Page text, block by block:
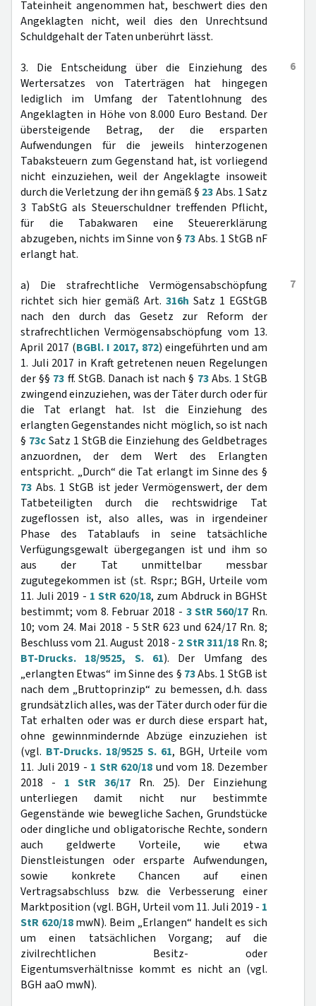
Tateinheit angenommen hat, beschwert dies den
Angeklagten nicht, weil dies den Unrechtsund
Schuldgehalt der Taten unberührt lässt.
6
3. Die Entscheidung über die Einziehung des
Wertersatzes von Taterträgen hat hingegen
lediglich im Umfang der Tatentlohnung des
Angeklagten in Höhe von 8.000 Euro Bestand. Der
übersteigende Betrag, der die ersparten
Aufwendungen für die jeweils hinterzogenen
Tabaksteuern zum Gegenstand hat, ist vorliegend
nicht einzuziehen, weil der Angeklagte insoweit
durch die Verletzung der ihn gemäß § 23Abs. 1 Satz
3 TabStG als Steuerschuldner treffenden Pflicht,
für die Tabakwaren eine Steuererklärung
abzugeben, nichts im Sinne von § 73Abs. 1 StGB nF
erlangt hat.
7
a) Die strafrechtliche Vermögensabschöpfung
richtet sich hier gemäß Art. 316h Satz 1 EGStGB
nach den durch das Gesetz zur Reform der
strafrechtlichen Vermögensabschöpfung vom 13.
April 2017 (BGBl. I 2017, 872) eingeführten und am
1. Juli 2017 in Kraft getretenen neuen Regelungen
der §§ 73 ff. StGB. Danach ist nach § 73Abs. 1 StGB
zwingend einzuziehen, was der Täter durch oder für
die Tat erlangt hat. Ist die Einziehung des
erlangten Gegenstandes nicht möglich, so ist nach
§ 73cSatz 1 StGB die Einziehung des Geldbetrages
anzuordnen, der dem Wert des Erlangten
entspricht. „Durch“ die Tat erlangt im Sinne des §
73 Abs. 1 StGB ist jeder Vermögenswert, der dem
Tatbeteiligten durch die rechtswidrige Tat
zugeflossen ist, also alles, was in irgendeiner
Phase des Tatablaufs in seine tatsächliche
Verfügungsgewalt übergegangen ist und ihm so
aus der Tat unmittelbar messbar
zugutegekommen ist (st. Rspr.; BGH, Urteile vom
11. Juli 2019 - 1 StR 620/18, zum Abdruck in BGHSt
bestimmt; vom 8. Februar 2018 - 3 StR 560/17 Rn.
10; vom 24. Mai 2018 - 5 StR 623 und 624/17 Rn. 8;
Beschluss vom 21. August 2018 - 2 StR 311/18 Rn. 8;
BT-Drucks. 18/9525, S. 61). Der Umfang des
„erlangten Etwas“ im Sinne des § 73Abs. 1 StGB ist
nach dem „Bruttoprinzip“ zu bemessen, d.h. dass
grundsätzlich alles, was der Täter durch oder für die
Tat erhalten oder was er durch diese erspart hat,
ohne gewinnmindernde Abzüge einzuziehen ist
(vgl. BT-Drucks. 18/9525 S. 61, BGH, Urteile vom
11. Juli 2019 - 1 StR 620/18 und vom 18. Dezember
2018 - 1 StR 36/17 Rn. 25). Der Einziehung
unterliegen damit nicht nur bestimmte
Gegenstände wie bewegliche Sachen, Grundstücke
oder dingliche und obligatorische Rechte, sondern
auch geldwerte Vorteile, wie etwa
Dienstleistungen oder ersparte Aufwendungen,
sowie konkrete Chancen auf einen
Vertragsabschluss bzw. die Verbesserung einer
Marktposition (vgl. BGH, Urteil vom 11. Juli 2019 - 1
StR 620/18mwN). Beim „Erlangen“ handelt es sich
um einen tatsächlichen Vorgang; auf die
zivilrechtlichen Besitz- oder
Eigentumsverhältnisse kommt es nicht an (vgl.
BGH aaO mwN).